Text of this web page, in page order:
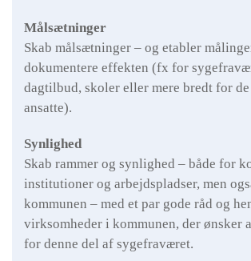
Målsætninger
Skab målsætninger – og etabler
dokumentere effekten (fx for
dagtilbud, skoler eller mere bredt for
ansatte).
Synlighed
Skab rammer og synlighed – både for
institutioner og arbejdspladser, men
kommunen – med et par gode råd og
virksomheder i kommunen, der ønsker
for denne del af sygefraværet.